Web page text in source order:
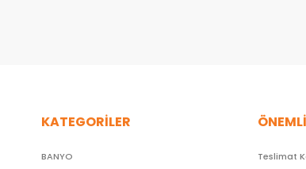
KATEGORİLER
BANYO
Teslimat